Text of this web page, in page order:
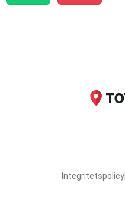
Integritetspolicy